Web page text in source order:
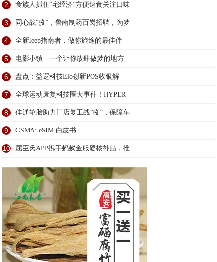
2 食族人抓住“宅经济”方便速食关注口味
3 同心战“疫”，鲁南制药百岗招聘，为梦
4 全新Jeep指南者，做你旅途的最佳伴
5 电影小镇，一个让你放肆做梦的地方
6 盘点：益逻科技Elo创新POS收银解
7 全球运动康复科技圈大事件！HYPER
8 佳通轮胎助力门店复工战“疫”，保障车
9 GSMA: eSIM 白皮书
10 屈臣氏APP携手蚂蚁金服硬核补贴，推